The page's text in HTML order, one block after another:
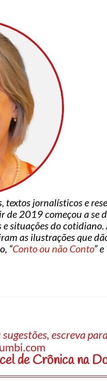
jornalísticos e
de 2019 começou a se
situações do
as ilustrações que
“Conto ou não Conto” e
escreva
de Crônica na